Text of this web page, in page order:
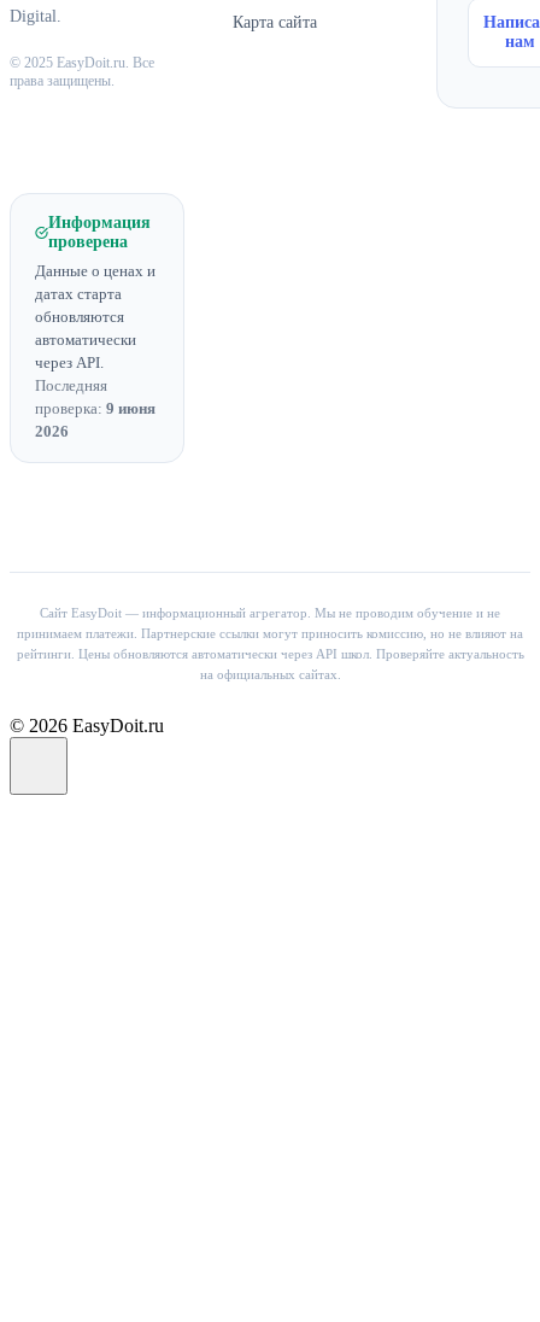
Digital.
© 2025 EasyDoit.ru. Все
права защищены.
Карта сайта
нам
Информация
проверена
Данные о ценах и
датах старта
обновляются
автоматически
через API.
Последняя
проверка: 9 июня
2026
Сайт EasyDoit — информационный агрегатор. Мы не проводим обучение и не
принимаем платежи. Партнерские ссылки могут приносить комиссию, но не влияют на
рейтинги. Цены обновляются автоматически через API школ. Проверяйте актуальность
на официальных сайтах.
© 2026 EasyDoit.ru